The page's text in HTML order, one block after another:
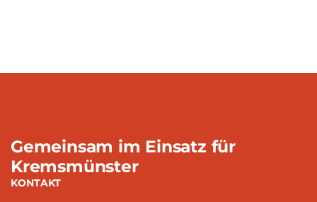
Gemeinsam im Einsatz für
Kremsmünster
KONTAKT